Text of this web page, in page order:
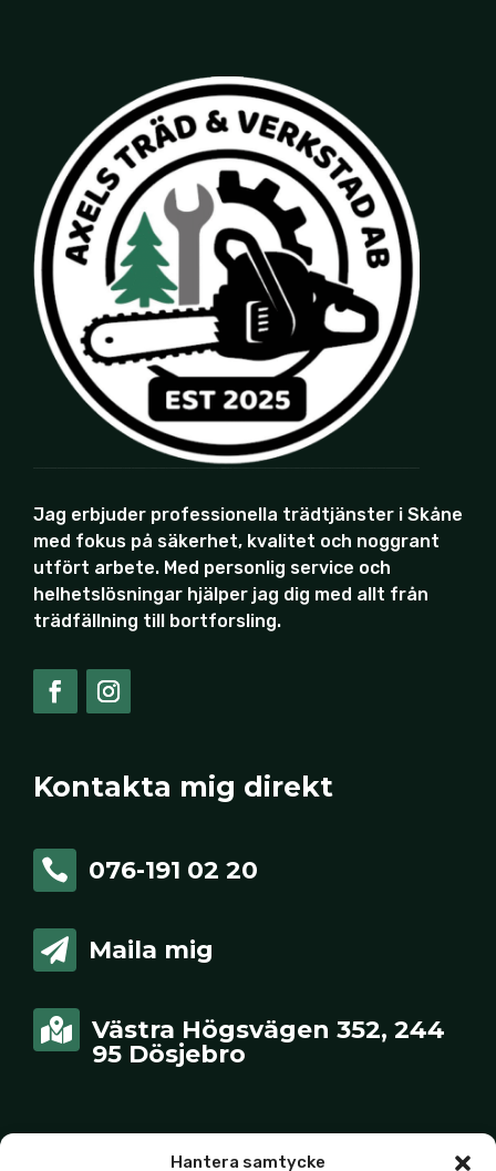
Hantera samtycke
Jag erbjuder professionella trädtjänster i Skåne
med fokus på säkerhet, kvalitet och noggrant
utfört arbete. Med personlig service och
helhetslösningar hjälper jag dig med allt från
trädfällning till bortforsling.
Kontakta mig direkt
 076-191 02 20
 Maila mig

Västra Högsvägen 352, 244
95 Dösjebro